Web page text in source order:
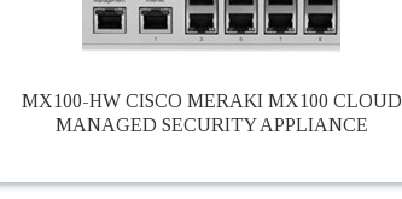
MX100-HW CISCO MERAKI MX100 CLOUD
MANAGED SECURITY APPLIANCE